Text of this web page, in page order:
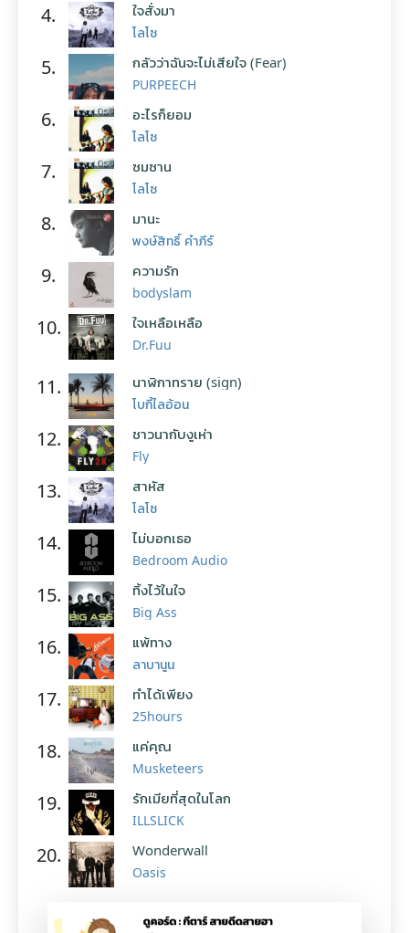
4. ใจสั่งมา
โลโซ
5. กลัวว่าฉันจะไม่เสียใจ (Fear)
PURPEECH
6. อะไรก็ยอม
โลโซ
7. ซมซาน
โลโซ
8. มานะ
พงษ์สิทธิ์ คำภีร์
9. ความรัก
bodyslam
10. ใจเหลือเหลือ
Dr.Fuu
11. นาฬิกาทราย (sign)
โบกี้ไลอ้อน
12. ชาวนากับงูเห่า
Fly
13. สาหัส
โลโซ
14. ไม่บอกเธอ
Bedroom Audio
15. ทิ้งไว้ในใจ
Big Ass
16. แพ้ทาง
ลาบานูน
17. ทำได้เพียง
25hours
18. แค่คุณ
Musketeers
19. รักเมียที่สุดในโลก
ILLSLICK
20. Wonderwall
Oasis